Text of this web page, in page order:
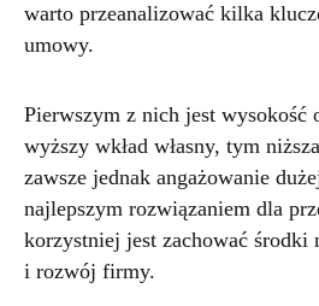
warto przeanalizować kilka
umowy.
Pierwszym z nich jest wysokość
wyższy wkład własny, tym
zawsze jednak angażowanie
najlepszym rozwiązaniem dla
korzystniej jest zachować środki
i rozwój firmy.